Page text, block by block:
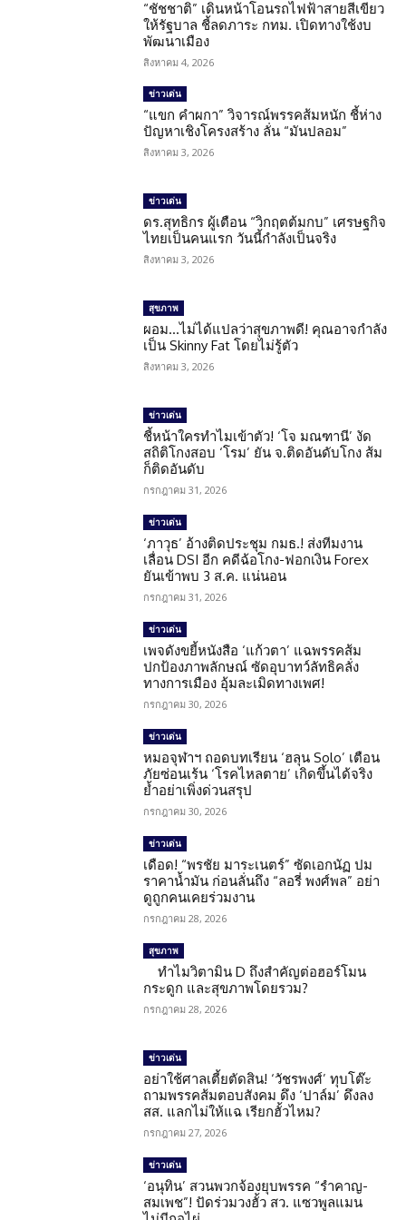
“ชัชชาติ” เดินหน้าโอนรถไฟฟ้าสายสีเขียว
ให้รัฐบาล ชี้ลดภาระ กทม. เปิดทางใช้งบ
พัฒนาเมือง
สิงหาคม 4, 2026
ข่าวเด่น
“แขก คำผกา” วิจารณ์พรรคส้มหนัก ชี้ห่าง
ปัญหาเชิงโครงสร้าง ลั่น “มันปลอม”
สิงหาคม 3, 2026
ข่าวเด่น
ดร.สุทธิกร ผู้เตือน “วิกฤตต้มกบ” เศรษฐกิจ
ไทยเป็นคนแรก วันนี้กำลังเป็นจริง
สิงหาคม 3, 2026
สุขภาพ
ผอม…ไม่ได้แปลว่าสุขภาพดี! คุณอาจกำลัง
เป็น Skinny Fat โดยไม่รู้ตัว
สิงหาคม 3, 2026
ข่าวเด่น
ชี้หน้าใครทำไมเข้าตัว! ‘โจ มณฑานี’ งัด
สถิติโกงสอบ ‘โรม’ ยัน จ.ติดอันดับโกง ส้ม
ก็ติดอันดับ
กรกฎาคม 31, 2026
ข่าวเด่น
‘ภาวุธ’ อ้างติดประชุม กมธ.! ส่งทีมงาน
เลื่อน DSI อีก คดีฉ้อโกง-ฟอกเงิน Forex
ยันเข้าพบ 3 ส.ค. แน่นอน
กรกฎาคม 31, 2026
ข่าวเด่น
เพจดังขยี้หนังสือ ‘แก้วตา’ แฉพรรคส้ม
ปกป้องภาพลักษณ์ ซัดอุบาทว์ลัทธิคลั่ง
ทางการเมือง อุ้มละเมิดทางเพศ!
กรกฎาคม 30, 2026
ข่าวเด่น
หมอจุฬาฯ ถอดบทเรียน ‘ฮลุน Solo’ เตือน
ภัยซ่อนเร้น ‘โรคไหลตาย’ เกิดขึ้นได้จริง
ย้ำอย่าเพิ่งด่วนสรุป
กรกฎาคม 30, 2026
ข่าวเด่น
เดือด! “พรชัย มาระเนตร์” ซัดเอกนัฏ ปม
ราคาน้ำมัน ก่อนลั่นถึง “ลอรี่ พงศ์พล” อย่า
ดูถูกคนเคยร่วมงาน
กรกฎาคม 28, 2026
สุขภาพ
ทำไมวิตามิน D ถึงสำคัญต่อฮอร์โมน
กระดูก และสุขภาพโดยรวม?
กรกฎาคม 28, 2026
ข่าวเด่น
อย่าใช้ศาลเตี้ยตัดสิน! ‘วัชรพงศ์’ ทุบโต๊ะ
ถามพรรคส้มตอบสังคม ดึง ‘ปาล์ม’ ดึงลง
สส. แลกไม่ให้แฉ เรียกฮั้วไหม?
กรกฎาคม 27, 2026
ข่าวเด่น
‘อนุทิน’ สวนพวกจ้องยุบพรรค “รำคาญ-
สมเพช”! ปัดร่วมวงฮั้ว สว. แซวพูลแมน